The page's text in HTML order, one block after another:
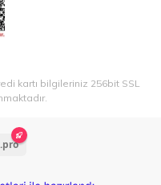
kartı bilgileriniz 256bit SSL